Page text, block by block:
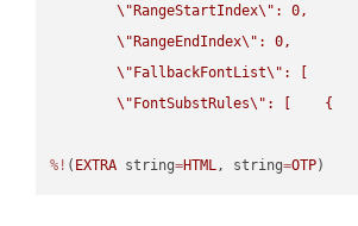
\" RangeStartIndex\" : 0,
\" RangeEndIndex\" : 0,
\" FallbackFontList\" :
\" FontSubstRules\" : [
%! ( EXTRA string=HTML, string=OTP)